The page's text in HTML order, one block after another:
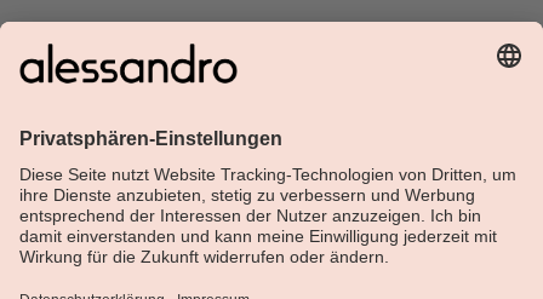
Über Alessandro
Shop